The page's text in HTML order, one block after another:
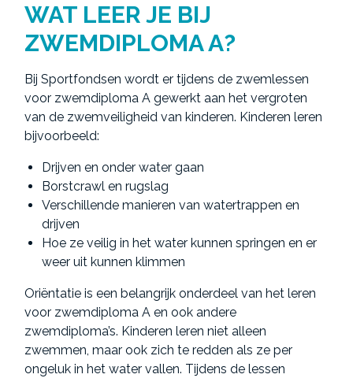
WAT LEER JE BIJ
ZWEMDIPLOMA A?
Bij Sportfondsen wordt er tijdens de zwemlessen
voor zwemdiploma A gewerkt aan het vergroten
van de zwemveiligheid van kinderen. Kinderen leren
bijvoorbeeld:
Drijven en onder water gaan
Borstcrawl en rugslag
Verschillende manieren van watertrappen en
drijven
Hoe ze veilig in het water kunnen springen en er
weer uit kunnen klimmen
Oriëntatie is een belangrijk onderdeel van het leren
voor zwemdiploma A en ook andere
zwemdiploma’s. Kinderen leren niet alleen
zwemmen, maar ook zich te redden als ze per
ongeluk in het water vallen. Tijdens de lessen